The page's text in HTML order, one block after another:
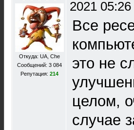
Откуда: UA, Che
Сообщений: 3 084
Репутация: 214
2021 05:26
Все
это не
целом,
случае